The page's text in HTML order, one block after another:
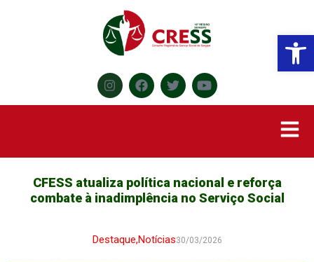
CFESS atualiza política nacional e reforça
combate à inadimplência no Serviço Social
Destaque,Notícias30/03/2026